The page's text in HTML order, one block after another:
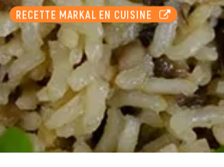
RECETTE MARKAL EN CUISINE